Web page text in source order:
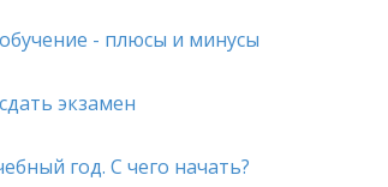
- плюсы и минусы
экзамен
год. С чего начать?